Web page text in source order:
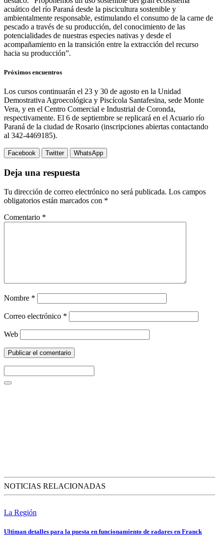
acuático del río Paraná desde la piscicultura sostenible y
ambientalmente responsable, estimulando el consumo de la carne de
pescado a través de su producción, del conocimiento de las
potencialidades de nuestras especies nativas y desde el
acompañamiento en la transición entre la extracción del recurso
hacia su producción”.
Próximos encuentros
Los cursos continuarán el 23 y 30 de agosto en la Unidad
Demostrativa Agroecológica y Piscícola Santafesina, sede Monte
Vera, y en el Centro Comercial e Industrial de Coronda,
respectivamente. El 6 de septiembre se replicará en el Acuario río
Paraná de la ciudad de Rosario (inscripciones abiertas contactando
al 342-4469185).
Facebook Twitter WhatsApp
Deja una respuesta
Tu dirección de correo electrónico no será publicada. Los campos
obligatorios están marcados con *
Comentario *
Nombre *
Correo electrónico *
Web
NOTICIAS RELACIONADAS
La Región
Ultiman detalles para la puesta en funcionamiento de radares en Franck